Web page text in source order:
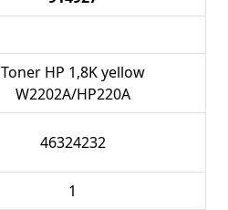
Toner HP 1,8K yellow
W2202A/HP220A
46324232
1